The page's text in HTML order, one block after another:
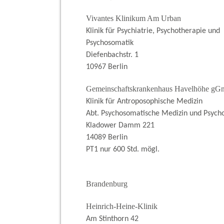
Vivantes Klinikum Am Urban
Klinik für Psychiatrie, Psychotherapie und
Psychosomatik
Diefenbachstr. 1
10967 Berlin
Gemeinschaftskrankenhaus Havelhöhe
Klinik für Antroposophische Medizin
Abt. Psychosomatische Medizin und
Kladower Damm 221
14089 Berlin
PT1 nur 600 Std. mögl.
Brandenburg
Heinrich-Heine-Klinik
Am Stinthorn 42